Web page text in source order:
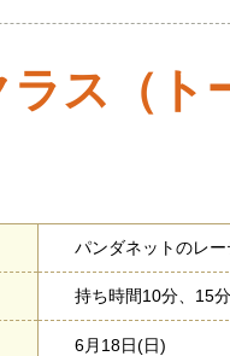
ス（ト
パンダネットのレ
持ち時間10分、15
6月18日(日)